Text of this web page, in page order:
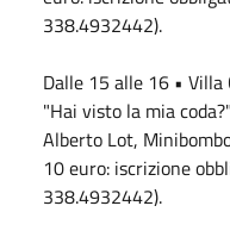
338.4932442).
Dalle 15 alle 16 •
"Hai visto la mia
Alberto Lot,
10 euro: iscrizione
338.4932442).